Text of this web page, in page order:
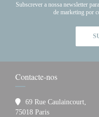
Subscrever a nossa newsletter
de marketing por
Contacte-nos
69 Rue Caulaincourt,
75018 Paris((abre numa nova